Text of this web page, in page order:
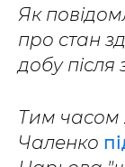
Як
про стан
добу після
Тим часом
Чаленко